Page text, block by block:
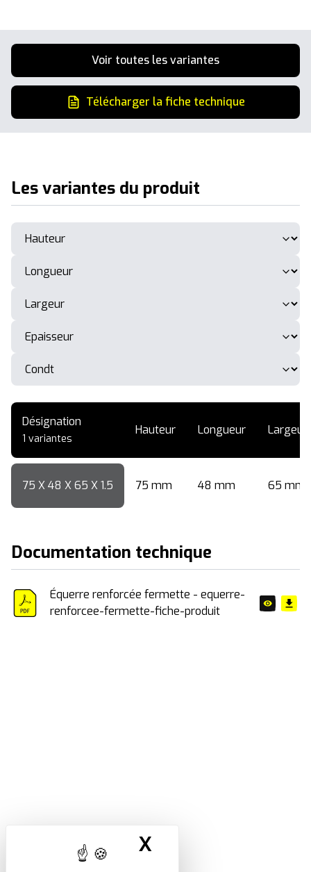
XMasquer le
Voir toutes les variantes
Télécharger la fiche technique
Les variantes du produit
Désignation
1 variantes
Hauteur Longueur Largeur
75 X 48 X 65 X 1.5 75 mm 48 mm 65 mm
Documentation technique
Équerre renforcée fermette - equerre-
renforcee-fermette-fiche-produit